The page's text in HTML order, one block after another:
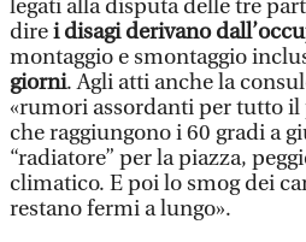
legati alla disputa delle tre
direi disagi derivano
montaggio e smontaggio
giorni. Agli atti anche la
«rumori assordanti per tutto
che raggiungono i 60 gradi a
“radiatore” per la piazza,
climatico. E poi lo smog dei
restano fermi a lungo».